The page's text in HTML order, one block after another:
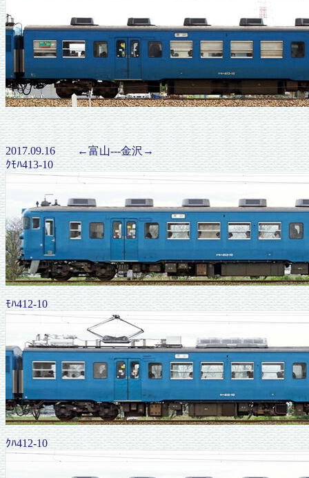
2017.09.16 ←富山---金沢→
ｸﾓﾊ413-10
ﾓﾊ412-10
ｸﾊ412-10